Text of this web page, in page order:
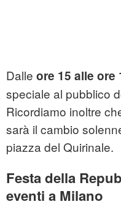
Dalle ore 15 alle ore
speciale al pubblico
Ricordiamo inoltre
sarà il cambio
piazza del Quirinale.
Festa della
eventi a Milano